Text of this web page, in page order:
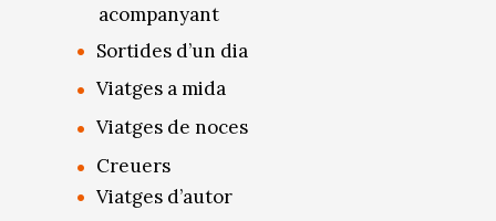
acompanyant
Sortides d’un dia
Viatges a mida
Viatges de noces
Creuers
Viatges d’autor